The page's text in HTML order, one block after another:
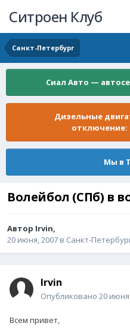
Ситроен Клуб
Санкт-Петербург
Сиал Авто —
Дизельные
отключение:
Мы в
Волейбол (СПб) в
Автор Irvin,
20 июня, 2007 в Санкт-
Irvin
Опубликовано 20
Всем привет,